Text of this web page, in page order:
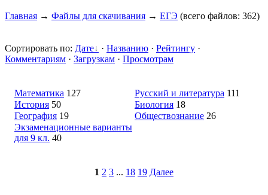
Главная → Файлы для скачивания → ЕГЭ (всего файлов: 362)
Сортировать по: Дате · Названию · Рейтингу ·
Комментариям · Загрузкам · Просмотрам
Математика 127 Русский и литература 111
История 50 Биология 18
География 19 Обществознание 26
Экзаменационные варианты
для 9 кл. 40
1 2 3 ... 18 19 Далее